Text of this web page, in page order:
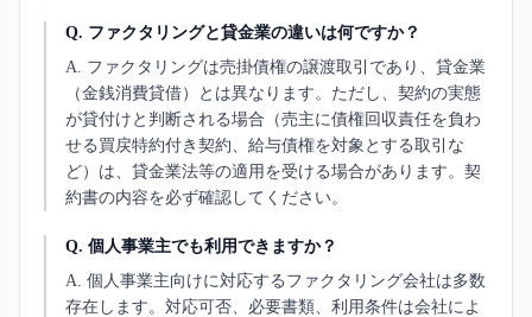
Q. ファクタリングと貸金業の違いは何ですか？
A. ファクタリングは売掛債権の譲渡取引であり、貸金業
（金銭消費貸借）とは異なります。ただし、契約の実態
が貸付けと判断される場合（売主に債権回収責任を負わ
せる買戻特約付き契約、給与債権を対象とする取引な
ど）は、貸金業法等の適用を受ける場合があります。契
約書の内容を必ず確認してください。
Q. 個人事業主でも利用できますか？
A. 個人事業主向けに対応するファクタリング会社は多数
存在します。対応可否、必要書類、利用条件は会社によ